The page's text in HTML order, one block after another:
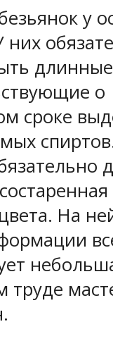
у
них
длинные
о
сроке
На
труде